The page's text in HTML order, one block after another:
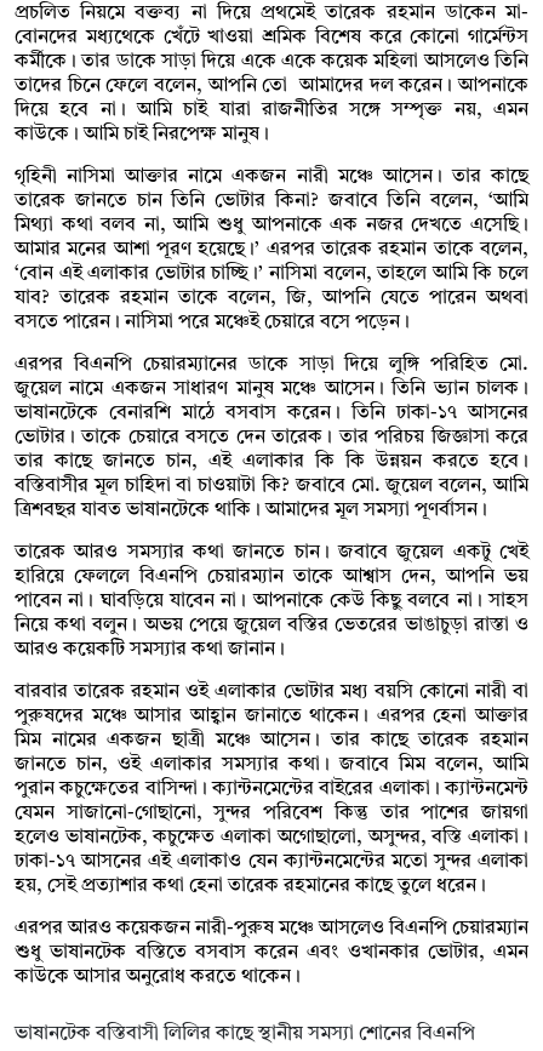
প্রচলিত নিয়মে বক্তব্য না দিয়ে প্রথমেই তারেক রহমান ডাকেন মা-
বোনদের মধ্যথেকে খেঁটে খাওয়া শ্রমিক বিশেষ করে কোনো গার্মেন্টস
কর্মীকে। তার ডাকে সাড়া দিয়ে একে একে কয়েক মহিলা আসলেও তিনি
তাদের চিনে ফেলে বলেন, আপনি তো আমাদের দল করেন। আপনাকে
দিয়ে হবে না। আমি চাই যারা রাজনীতির সঙ্গে সম্পৃক্ত নয়, এমন
কাউকে। আমি চাই নিরপেক্ষ মানুষ।
গৃহিনী নাসিমা আক্তার নামে একজন নারী মঞ্চে আসেন। তার কাছে
তারেক জানতে চান তিনি ভোটার কিনা? জবাবে তিনি বলেন, ‘আমি
মিথ্যা কথা বলব না, আমি শুধু আপনাকে এক নজর দেখতে এসেছি।
আমার মনের আশা পূরণ হয়েছে।’ এরপর তারেক রহমান তাকে বলেন,
‘বোন এই এলাকার ভোটার চাচ্ছি।’ নাসিমা বলেন, তাহলে আমি কি চলে
যাব? তারেক রহমান তাকে বলেন, জি, আপনি যেতে পারেন অথবা
বসতে পারেন। নাসিমা পরে মঞ্চেই চেয়ারে বসে পড়েন।
এরপর বিএনপি চেয়ারম্যানের ডাকে সাড়া দিয়ে লুঙ্গি পরিহিত মো.
জুয়েল নামে একজন সাধারণ মানুষ মঞ্চে আসেন। তিনি ভ্যান চালক।
ভাষানটেকে বেনারশি মাঠে বসবাস করেন। তিনি ঢাকা-১৭ আসনের
ভোটার। তাকে চেয়ারে বসতে দেন তারেক। তার পরিচয় জিজ্ঞাসা করে
তার কাছে জানতে চান, এই এলাকার কি কি উন্নয়ন করতে হবে।
বস্তিবাসীর মূল চাহিদা বা চাওয়াটা কি? জবাবে মো. জুয়েল বলেন, আমি
ত্রিশবছর যাবত ভাষানটেকে থাকি। আমাদের মূল সমস্যা পূণর্বাসন।
তারেক আরও সমস্যার কথা জানতে চান। জবাবে জুয়েল একটু খেই
হারিয়ে ফেললে বিএনপি চেয়ারম্যান তাকে আশ্বাস দেন, আপনি ভয়
পাবেন না। ঘাবড়িয়ে যাবেন না। আপনাকে কেউ কিছু বলবে না। সাহস
নিয়ে কথা বলুন। অভয় পেয়ে জুয়েল বস্তির ভেতরের ভাঙাচুড়া রাস্তা ও
আরও কয়েকটি সমস্যার কথা জানান।
বারবার তারেক রহমান ওই এলাকার ভোটার মধ্য বয়সি কোনো নারী বা
পুরুষদের মঞ্চে আসার আহ্বান জানাতে থাকেন। এরপর হেনা আক্তার
মিম নামের একজন ছাত্রী মঞ্চে আসেন। তার কাছে তারেক রহমান
জানতে চান, ওই এলাকার সমস্যার কথা। জবাবে মিম বলেন, আমি
পুরান কচুক্ষেতের বাসিন্দা। ক্যান্টনমেন্টের বাইরের এলাকা। ক্যান্টনমেন্ট
যেমন সাজানো-গোছানো, সুন্দর পরিবেশ কিন্তু তার পাশের জায়গা
হলেও ভাষানটেক, কচুক্ষেত এলাকা অগোছালো, অসুন্দর, বস্তি এলাকা।
ঢাকা-১৭ আসনের এই এলাকাও যেন ক্যান্টনমেন্টের মতো সুন্দর এলাকা
হয়, সেই প্রত্যাশার কথা হেনা তারেক রহমানের কাছে তুলে ধরেন।
এরপর আরও কয়েকজন নারী-পুরুষ মঞ্চে আসলেও বিএনপি চেয়ারম্যান
শুধু ভাষানটেক বস্তিতে বসবাস করেন এবং ওখানকার ভোটার, এমন
কাউকে আসার অনুরোধ করতে থাকেন।
ভাষানটেক বস্তিবাসী লিলির কাছে স্থানীয় সমস্যা শোনের বিএনপি